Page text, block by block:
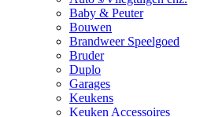
Baby & Peuter
Bouwen
Brandweer Speelgoed
Bruder
Duplo
Garages
Keukens
Keuken Accessoires